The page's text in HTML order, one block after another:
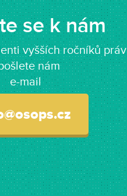
se k nám
vyšších ročníků práv
nám
e-mail